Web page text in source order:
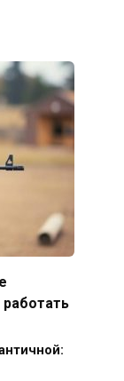
работать